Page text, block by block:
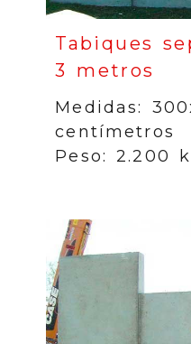
Tabiques
3 metros
Medidas:
centímetros
Peso: 2.200